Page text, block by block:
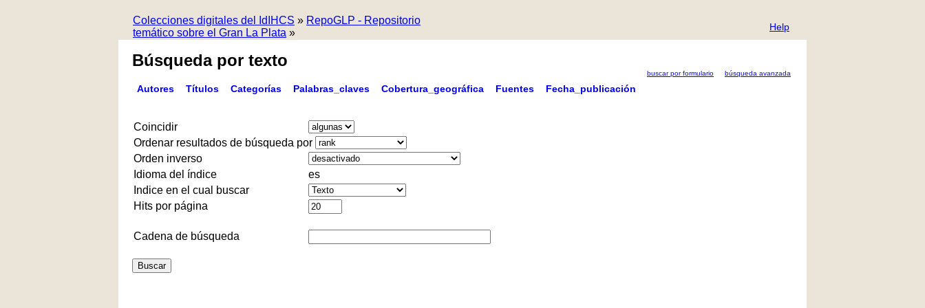
Colecciones digitales del IdIHCS » RepoGLP - Repositorio
temático sobre el Gran La Plata » Help
Búsqueda por texto
buscar por formulario búsqueda avanzada
Autores Títulos Categorías Palabras_claves Cobertura_geográfica Fuentes Fecha_publicación
Coincidir
Ordenar resultados de búsqueda por
Orden inverso
Idioma del índice
es
Indice en el cual buscar
Hits por página
Cadena de búsqueda